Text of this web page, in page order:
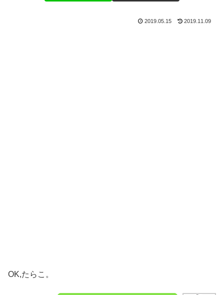
2019.05.15 2019.11.09
OK,たらこ。